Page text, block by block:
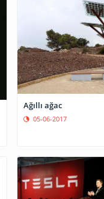
Ağıllı ağac
05-06-2017